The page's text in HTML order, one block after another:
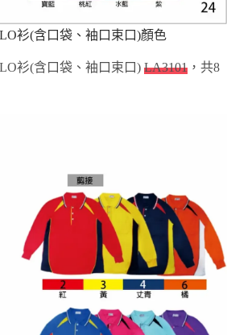
衫(含口袋、袖口束口)顏色
衫(含口袋、袖口束口) LA3101 ，共8